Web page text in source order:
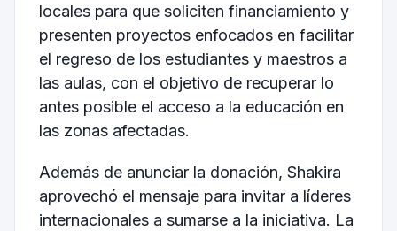
locales para que soliciten financiamiento y
presenten proyectos enfocados en facilitar
el regreso de los estudiantes y maestros a
las aulas, con el objetivo de recuperar lo
antes posible el acceso a la educación en
las zonas afectadas.
Además de anunciar la donación, Shakira
aprovechó el mensaje para invitar a líderes
internacionales a sumarse a la iniciativa. La